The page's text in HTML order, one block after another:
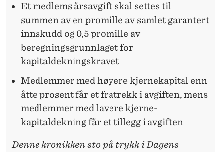
Et medlems årsavgift skal settes til
summen av en promille av samlet garantert
innskudd og 0,5 promille av
beregningsgrunnlaget for
kapitaldekningskravet
Medlemmer med høyere kjernekapital enn
åtte prosent får et fratrekk i avgiften, mens
medlemmer med lavere kjerne­
kapitaldekning får et tillegg i avgiften
Denne kronikken sto på trykk i Dagens